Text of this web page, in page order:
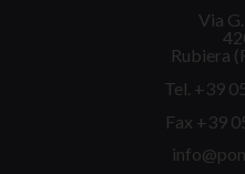
Via
Rubiera
Tel. +39
Fax +39